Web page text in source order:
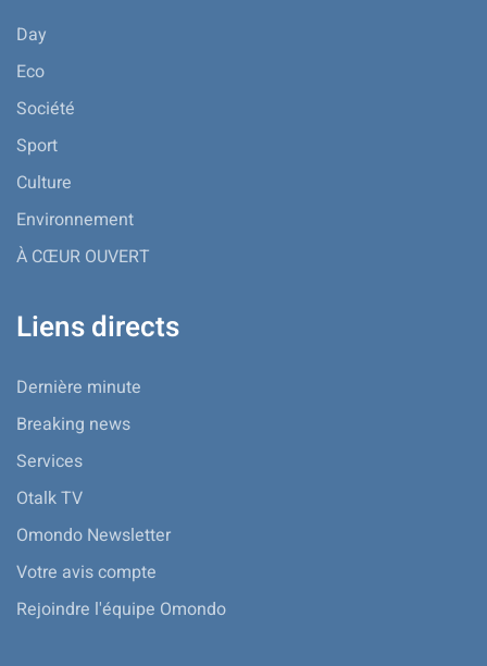
Day
Eco
Société
Sport
Culture
Environnement
À CŒUR OUVERT
Liens directs
Dernière minute
Breaking news
Services
Otalk TV
Omondo Newsletter
Votre avis compte
Rejoindre l'équipe Omondo